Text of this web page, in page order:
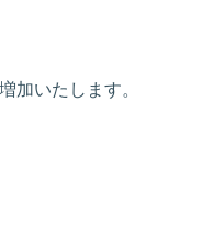
加いたします。